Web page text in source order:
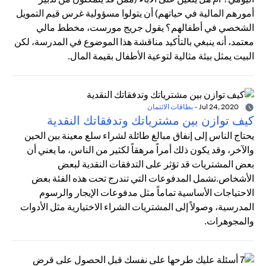
أمورهم المالية في حياتهم) أن يتولوا مسؤولية غرس قيم التمويل
الشخصي في أطفالهم؟ يقول جريج مورست، مخطط مالي
معتمد، أنه ينبغي بالتأكيد مناقشة هذا الموضوع في المدرسة، لكن
البيت يمثل بيئة مثالية لتوعية الأطفال بقيمة المال.
- بطاقات الائتمان
كيف توازن بين مشترياتك وتدفقاتك النقدية
يحتاج الناس إلى إنفاق مبالغ طائلة لشراء سلع معينة بين الحين
والآخر، وقد يكون ذلك أمراً مرهقاً لكثير من الناس، ما يعني أن
بعض المشتريات قد تؤثر على التدفقات النقدية لبعض
الأشخاص.تشمل المدفوعات التي تندرج تحت هذه الفئة بعض
الاحتياجات الأساسية تماماً مثل مدفوعات الإيجار والرسوم
المدرسية، وصولاً إلى المشتريات الشراء الاختيارية مثل الأدوات
والمجوهرات.